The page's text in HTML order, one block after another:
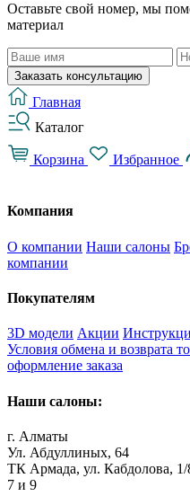
Оставьте свой номер, мы
материал
Заказать консультацию
Главная
Каталог
Корзина Избранное
Компания
О компании Наши салоны
компании
Покупателям
3D модели Акции
Условия обмена и возврата
оформление заказа
Наши салоны:
г. Алматы
Ул. Абдуллиных, 64
ТК Армада, ул. Кабдолова,
7 и 9